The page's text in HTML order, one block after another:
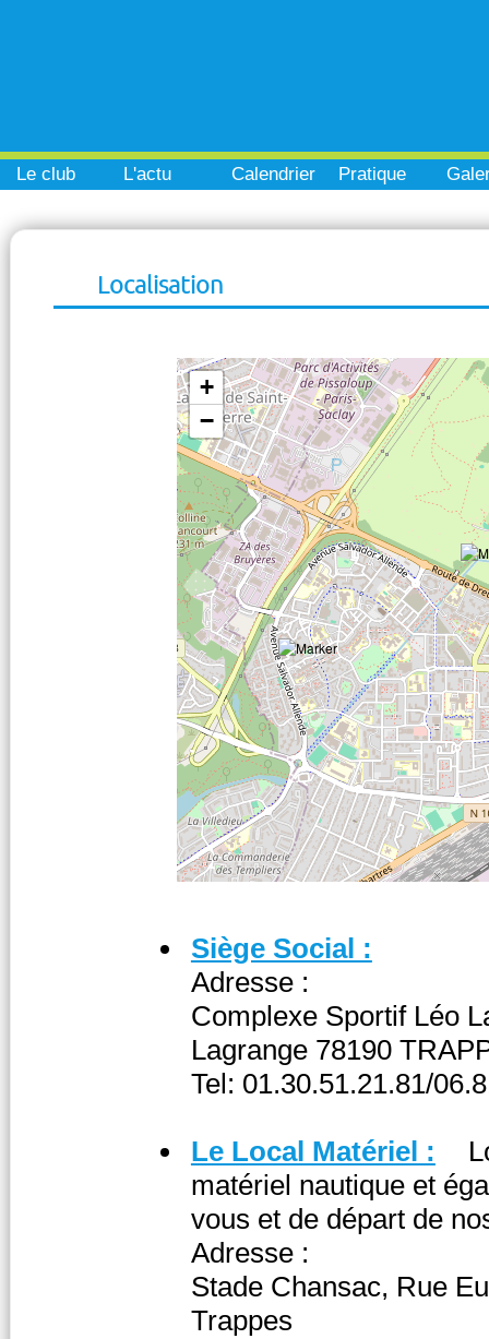
Le club L'actu Calendrier Pratique
Localisation
+
−
Siège Social :
Adresse :
Complexe Sportif Léo
Lagrange 78190
Tel: 01.30.51.21.81/
Le Local Matériel :
matériel nautique et
vous et de départ de
Adresse :
Stade Chansac, Rue
Trappes